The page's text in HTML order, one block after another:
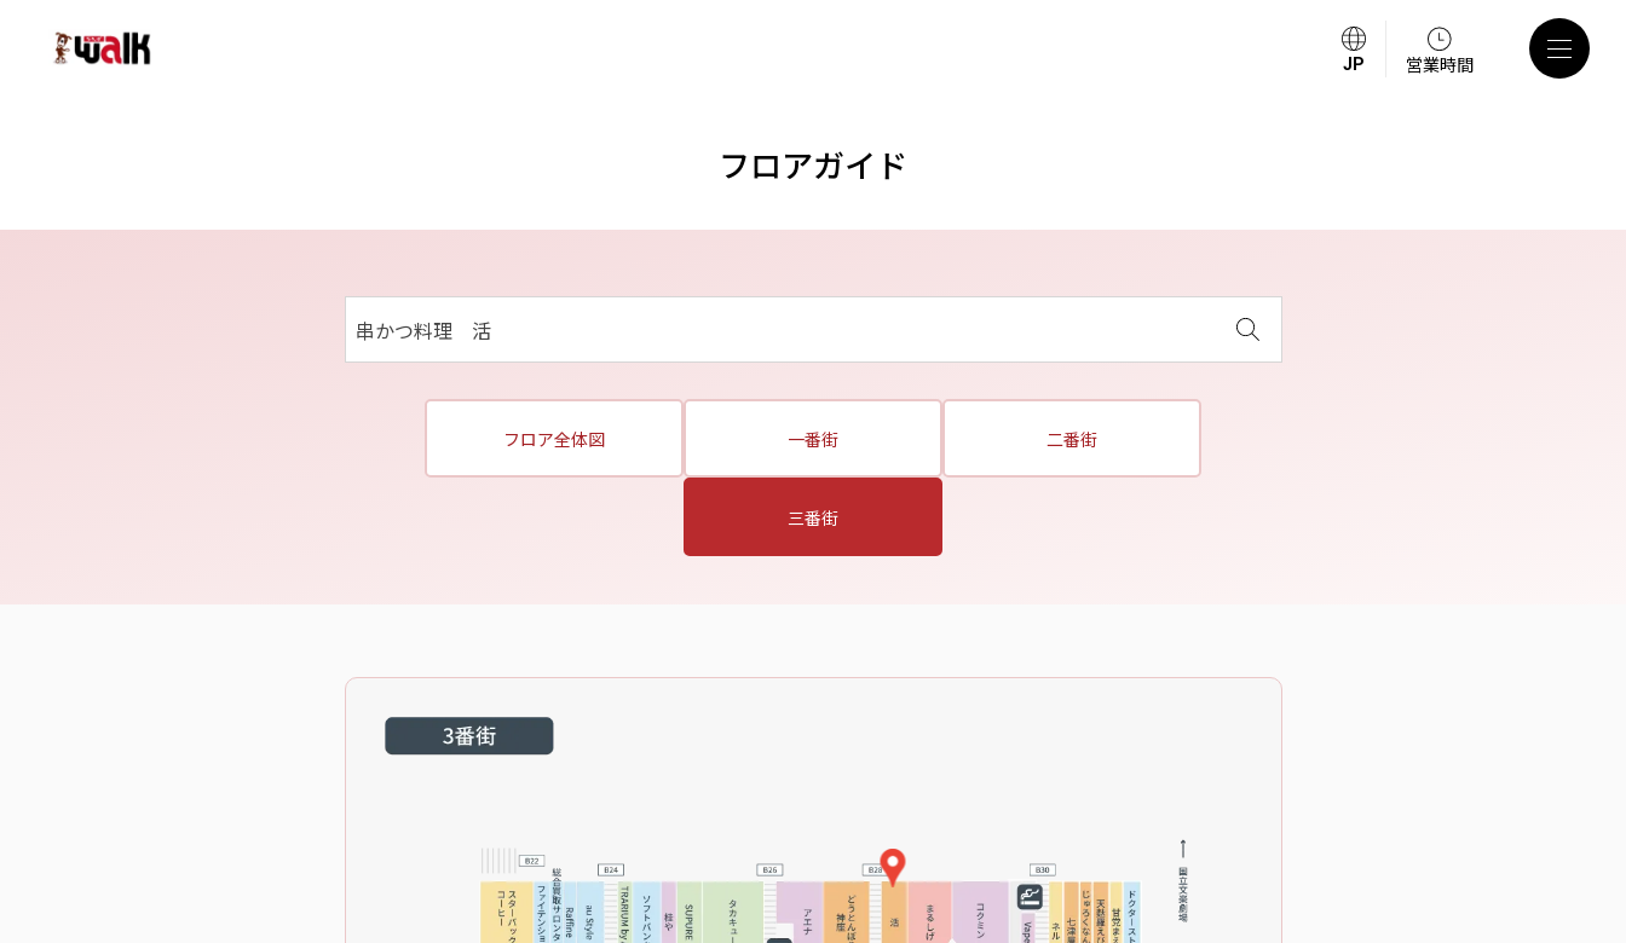
営業時間
フロアガイド
串かつ料理 活
フロア全体図 一番街 二番街
三番街